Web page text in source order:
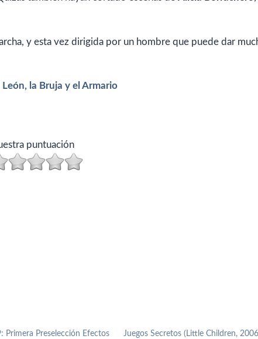
y esta vez dirigida por un hombre que puede dar
León, la Bruja y el Armario
puntuación
Primera Preselección Efectos
Juegos Secretos (Little Children,